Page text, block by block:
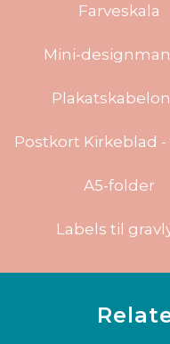
Farveskala
Mini-
Postkort Kirkeblad
A5-folder
Labels til